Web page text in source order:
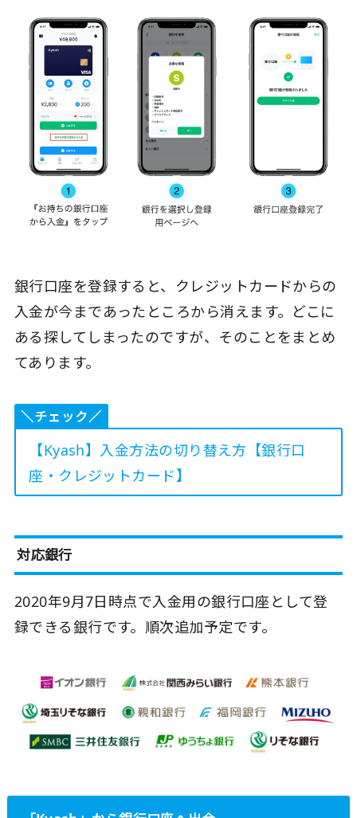
銀行口座を登録すると、クレジットカードからの
入金が今まであったところから消えます。どこに
ある探してしまったのですが、そのことをまとめ
てあります。
＼チェック／
【Kyash】入金方法の切り替え方【銀行口
座・クレジットカード】
対応銀行
2020年9月7日時点で入金用の銀行口座として登
録できる銀行です。順次追加予定です。